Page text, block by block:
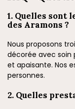
1. Quelles sont
des Aramons ?
Nous proposons
décorée avec soin
et apaisante. Nos
personnes.
2. Quelles